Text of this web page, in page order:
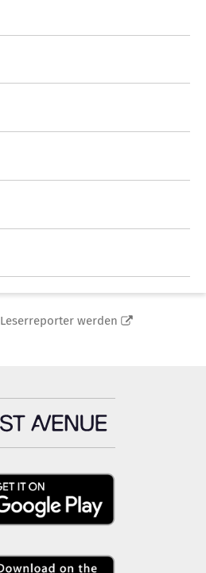
Leserreporter werden